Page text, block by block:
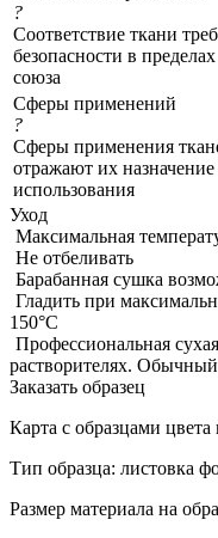
?
Соответствие ткани
безопасности в
союза
Сферы применений
?
Сферы применения
отражают их назначение
использования
Уход
Максимальная
Не отбеливать
Барабанная сушка
Гладить при
150°С
Профессиональная
растворителях.
Заказать образец
Карта с образцами
Тип образца: листовка
Размер материала на